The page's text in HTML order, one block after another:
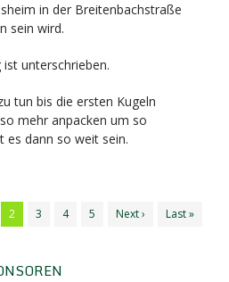
in der Breitenbachstraße
sein wird.
unterschrieben.
tun bis die ersten Kugeln
mehr anpacken um so
es dann so weit sein.
2 3 4 5 Next › Last »